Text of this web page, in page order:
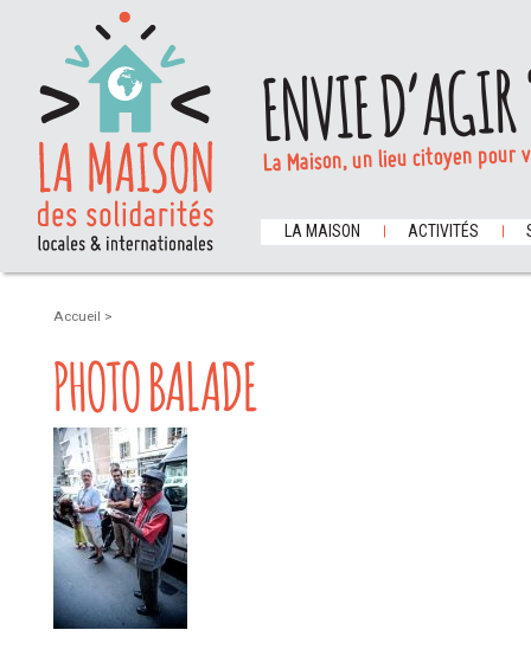
ENVIE
La Maison, un lieu citoyen
LA MAISON ACTIVITÉS
Accueil >
PHOTO BALADE